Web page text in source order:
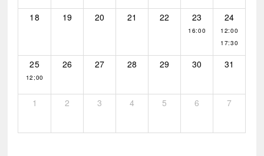
18 19 20 21 22 23
16:00
24
12:00
17:30
25
12;00
26 27 28 29 30 31
1 2 3 4 5 6 7